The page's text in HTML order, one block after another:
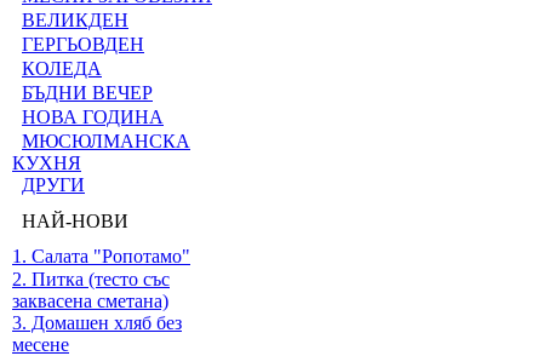
ВЕЛИКДЕН
ГЕРГЬОВДЕН
КОЛЕДА
БЪДНИ ВЕЧЕР
НОВА ГОДИНА
МЮСЮЛМАНСКА
КУХНЯ
ДРУГИ
НАЙ-НОВИ
1. Салата "Ропотамо"
2. Питка (тесто със
заквасена сметана)
3. Домашен хляб без
месене